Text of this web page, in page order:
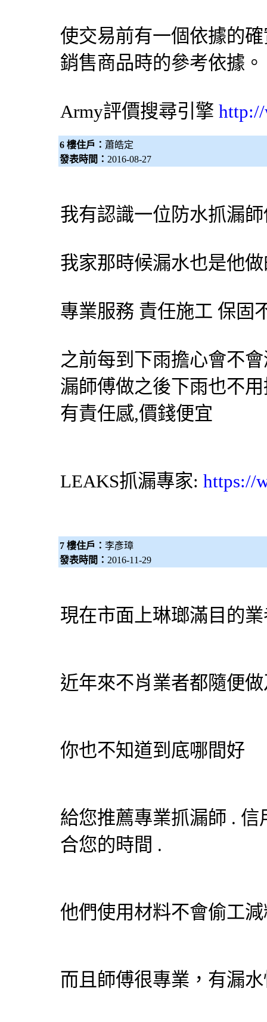
使交易前有一個依據的
銷售商品時的參考依據。
Army評價搜尋引擎
6 樓住戶： 蕭皓定
發表時間： 2016-08-27
我有認識一位防水抓漏
我家那時候漏水也是他
專業服務 責任施工 保固
之前每到下雨擔心會不
漏師傅做之後下雨也不
有責任感,價錢便宜
LEAKS抓漏專家: https://
7 樓住戶： 李彥璋
發表時間： 2016-11-29
現在市面上琳瑯滿目的
近年來不肖業者都隨便
你也不知道到底哪間好
給您推薦專業抓漏師 . 信
合您的時間 .
他們使用材料不會偷工
而且師傅很專業，有漏